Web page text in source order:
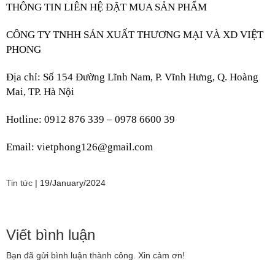
THÔNG TIN LIÊN HỆ ĐẶT MUA SẢN PHẨM
CÔNG TY TNHH SẢN XUẤT THƯƠNG MẠI VÀ XD VIỆT
PHONG
Địa chỉ: Số 154 Đường Lĩnh Nam, P. Vĩnh Hưng, Q. Hoàng
Mai, TP. Hà Nội
Hotline: 0912 876 339 – 0978 6600 39
Email: vietphong126@gmail.com
Tin tức | 19/January/2024
Viết bình luận
Bạn đã gửi bình luận thành công. Xin cảm ơn!